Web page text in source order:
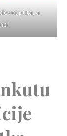
puta, a